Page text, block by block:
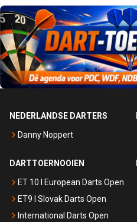
NEDERLANDSE DARTERS
Danny Noppert
DARTTOERNOOIEN
ET 10 I European Darts Open
ET9 I Slovak Darts Open
International Darts Open